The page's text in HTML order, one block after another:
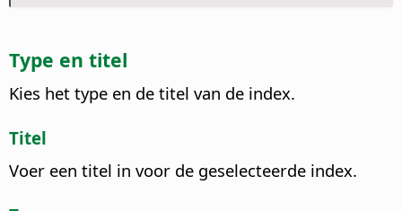
Type en titel
Kies het type en de titel van de index.
Titel
Voer een titel in voor de geselecteerde index.